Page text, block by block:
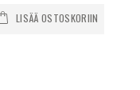
LISÄÄ OSTOSKORIIN